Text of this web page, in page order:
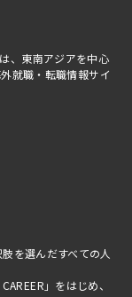
、東南アジアを中心
就職・転職情報サイ
を選んだすべての人
」をはじめ、